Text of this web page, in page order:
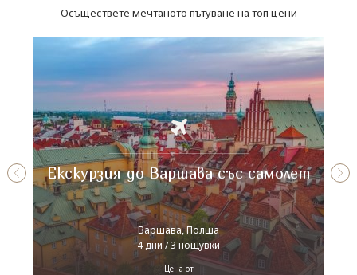
Осъществете мечтаното пътуване на топ цени
Екскурзия до Варшава със самолет
Варшава, Полша
4 дни / 3 нощувки
Цена от